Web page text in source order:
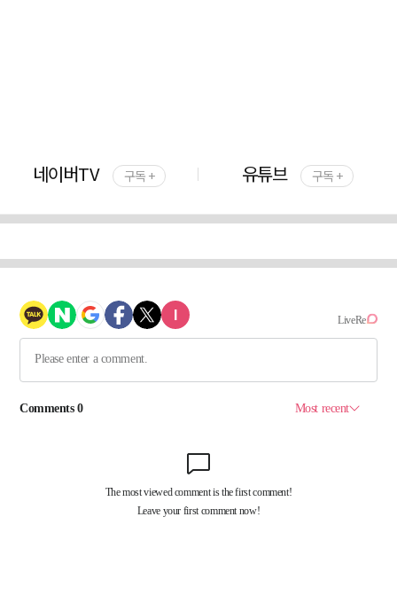
네이버TV 구독 + 유튜브 구독 +